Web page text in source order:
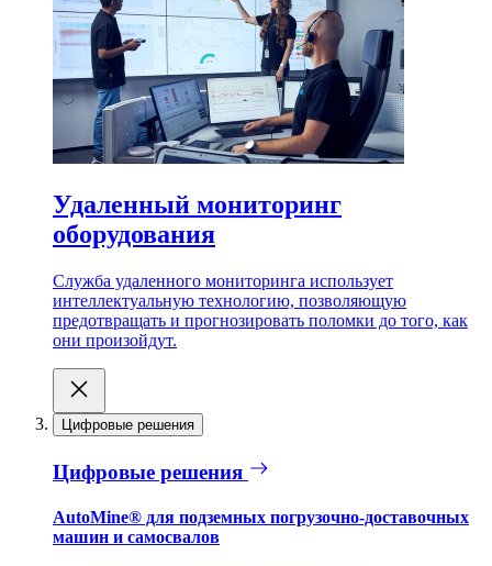
Удаленный мониторинг
оборудования
Служба удаленного мониторинга использует
интеллектуальную технологию, позволяющую
предотвращать и прогнозировать поломки до того, как
они произойдут.
Цифровые решения
Цифровые решения
AutoMine® для подземных погрузочно-доставочных
машин и самосвалов